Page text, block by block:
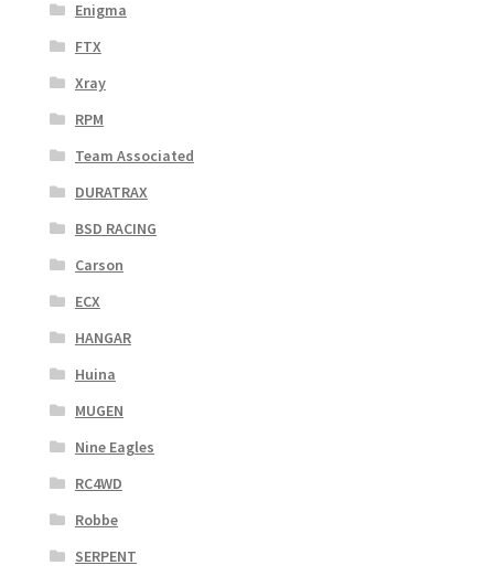
Enigma
FTX
Xray
RPM
Team Associated
DURATRAX
BSD RACING
Carson
ECX
HANGAR
Huina
MUGEN
Nine Eagles
RC4WD
Robbe
SERPENT